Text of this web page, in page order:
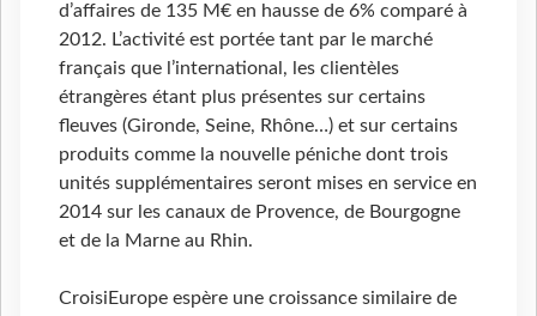
d’affaires de 135 M€ en hausse de 6% comparé à
2012. L’activité est portée tant par le marché
français que l’international, les clientèles
étrangères étant plus présentes sur certains
fleuves (Gironde, Seine, Rhône…) et sur certains
produits comme la nouvelle péniche dont trois
unités supplémentaires seront mises en service en
2014 sur les canaux de Provence, de Bourgogne
et de la Marne au Rhin.
CroisiEurope espère une croissance similaire de